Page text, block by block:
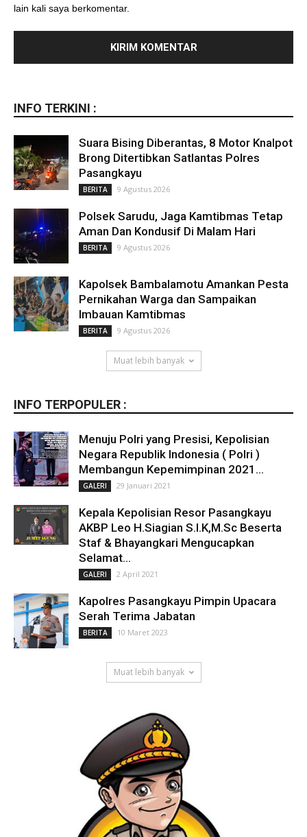
lain kali saya berkomentar.
INFO TERKINI :
Suara Bising Diberantas, 8 Motor Knalpot
Brong Ditertibkan Satlantas Polres
Pasangkayu
BERITA 9 Agustus 2026
Polsek Sarudu, Jaga Kamtibmas Tetap
Aman Dan Kondusif Di Malam Hari
BERITA 9 Agustus 2026
Kapolsek Bambalamotu Amankan Pesta
Pernikahan Warga dan Sampaikan
Imbauan Kamtibmas
BERITA 9 Agustus 2026
Muat lebih banyak
INFO TERPOPULER :
Menuju Polri yang Presisi, Kepolisian
Negara Republik Indonesia ( Polri )
Membangun Kepemimpinan 2021...
GALERI 29 Januari 2021
Kepala Kepolisian Resor Pasangkayu
AKBP Leo H.Siagian S.I.K,M.Sc Beserta
Staf & Bhayangkari Mengucapkan
Selamat...
GALERI 2 April 2021
Kapolres Pasangkayu Pimpin Upacara
Serah Terima Jabatan
BERITA 10 Maret 2023
Muat lebih banyak